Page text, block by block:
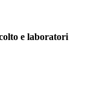
e laboratori